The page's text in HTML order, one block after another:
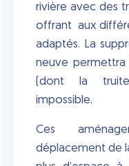
rivière avec des
offrant aux
adaptés. La
neuve permettra
(dont la truite
impossible.
Ces
déplacement de